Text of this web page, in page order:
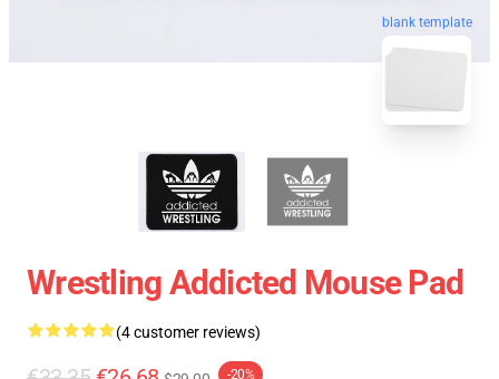
blank template
Wrestling Addicted Mouse Pad
(4 customer reviews)
-20%